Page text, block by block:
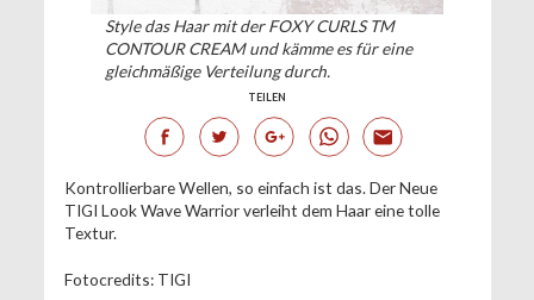
Style das Haar mit der FOXY CURLS TM
CONTOUR CREAM und kämme es für eine
gleichmäßige Verteilung durch.
TEILEN
Kontrollierbare Wellen, so einfach ist das. Der Neue
TIGI Look Wave Warrior verleiht dem Haar eine tolle
Textur.
Fotocredits: TIGI